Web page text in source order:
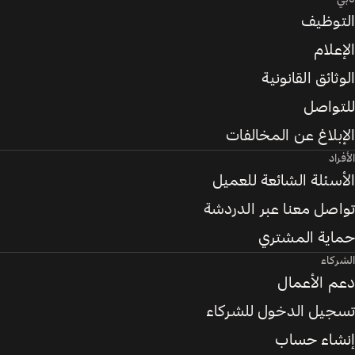
التوظيف
الإعلام
الوثائق القانونية
للتواصل
الإبلاغ عن المخالفات
الأفراد
الأسئلة الشائعة للعميل
تواصل معنا عبر الدردشة
حماية المشتري
الشركاء
دعم الأعمال
تسجيل الدخول للشركاء
إنشاء حساب